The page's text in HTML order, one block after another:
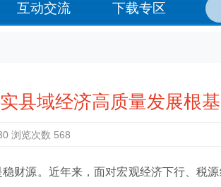
互动交流 下载专区
县域经济高质量发展根基
浏览次数 568
源。近年来，面对宏观经济下行、税